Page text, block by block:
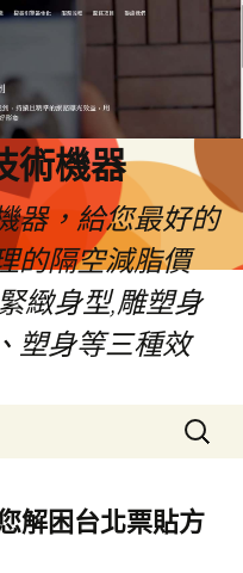
術機器
器，給您最好的
的隔空減脂價
緻身型,雕塑身
塑身等三種效
搜
尋
鍵
字:
解困台北票貼方